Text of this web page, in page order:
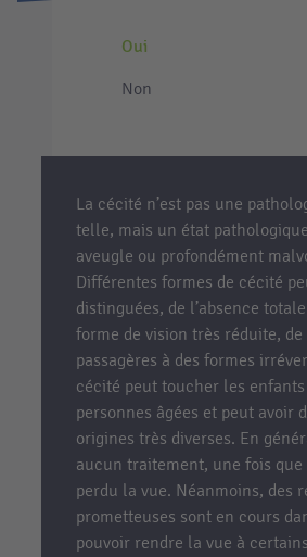
Oui
Non
La cécité n’est pas une
telle, mais un état
aveugle ou profondément
Différentes formes de cécité
distinguées, de l’absence
forme de vision très réduite, de
passagères à des formes
cécité peut toucher les
personnes âgées et peut avoir
origines très diverses. En
aucun traitement, une fois que
perdu la vue. Néanmoins, des
prometteuses sont en cours
pouvoir rendre la vue à